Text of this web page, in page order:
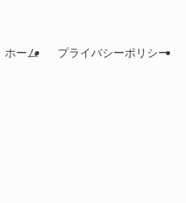
ホーム プライバシーポリシー